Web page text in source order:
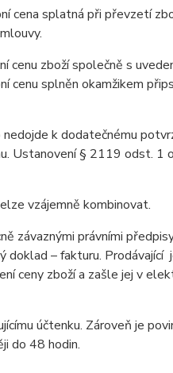
splatná při převzetí
zboží společně s
splněn okamžikem
k dodatečnému
Ustanovení § 2119 odst. 1
vzájemně kombinovat.
právními
doklad – fakturu. Prodávající
ceny zboží a zašle jej v
účtenku. Zároveň je
do 48 hodin.